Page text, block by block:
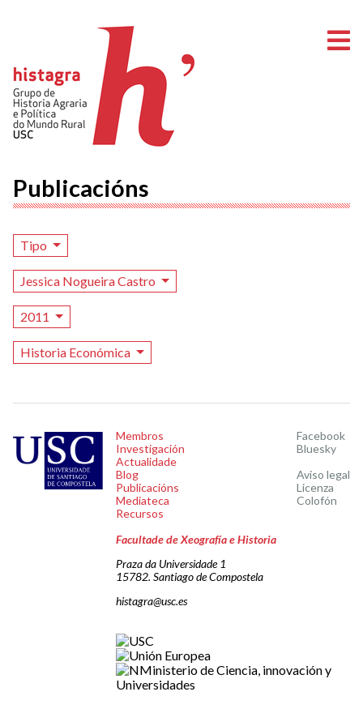
Publicacións
Tipo
Jessica Nogueira Castro
2011
Historia Económica
Membros
Investigación
Actualidade
Blog
Publicacións
Mediateca
Recursos
Facebook
Bluesky
Aviso legal
Licenza
Colofón
Facultade de Xeografía e Historia
Praza da Universidade 1
15782. Santiago de Compostela
histagra@usc.es